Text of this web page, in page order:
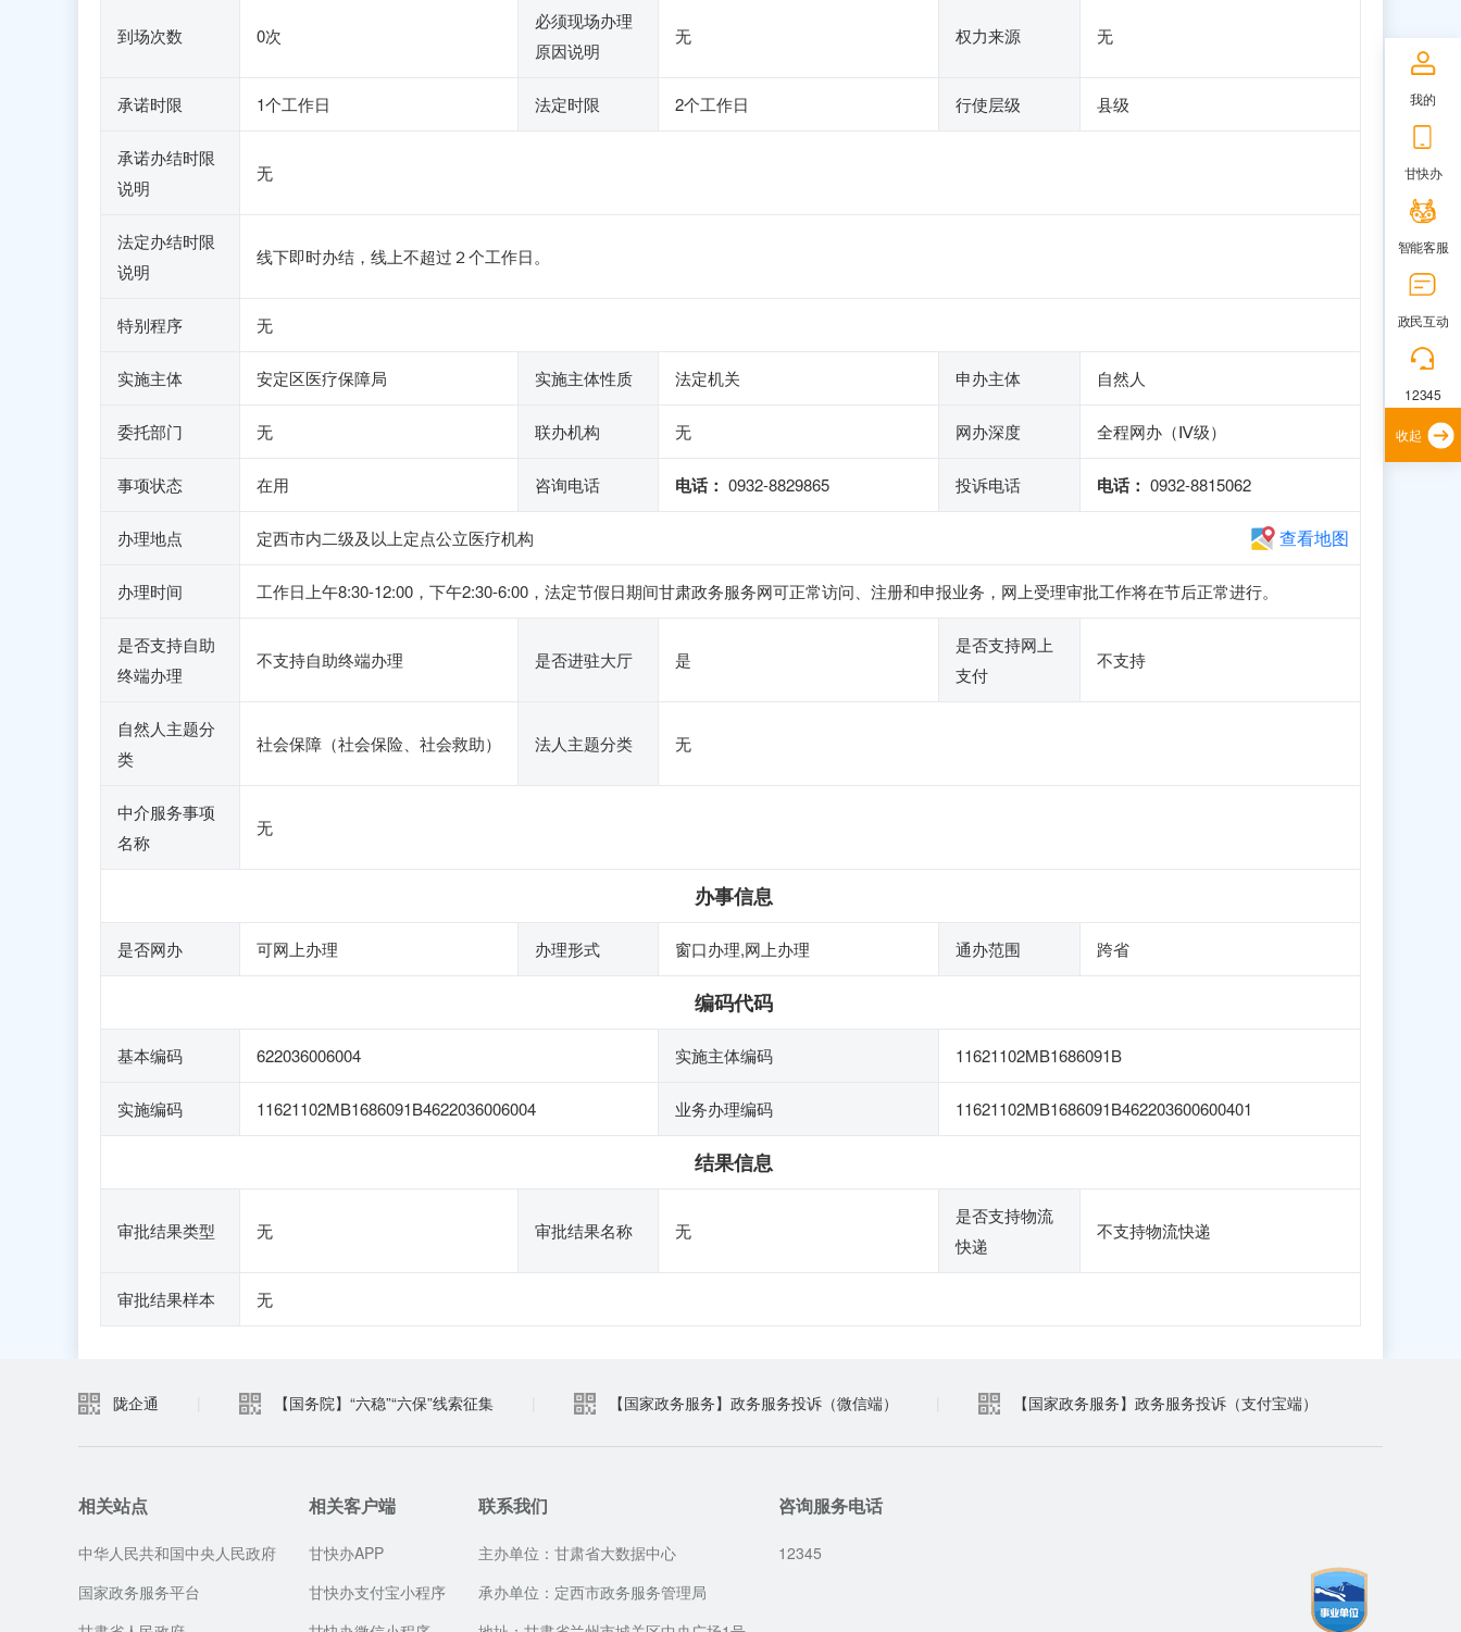
到场次数 0次
必须现场办理
原因说明
无 权力来源 无
承诺时限 1个工作日 法定时限 2个工作日 行使层级 县级
承诺办结时限
说明
无
法定办结时限
说明
线下即时办结，线上不超过２个工作日。
特别程序 无
实施主体 安定区医疗保障局 实施主体性质 法定机关 申办主体 自然人
委托部门 无 联办机构 无 网办深度 全程网办（Ⅳ级）
事项状态 在用 咨询电话 电话： 0932-8829865 投诉电话 电话： 0932-8815062
办理地点 定西市内二级及以上定点公立医疗机构 查看地图
办理时间 工作日上午8:30-12:00，下午2:30-6:00，法定节假日期间甘肃政务服务网可正常访问、注册和申报业务，网上受理审批工作将在节后正常进行。
是否支持自助
终端办理
不支持自助终端办理 是否进驻大厅 是
是否支持网上
支付
不支持
自然人主题分
类
社会保障（社会保险、社会救助） 法人主题分类 无
中介服务事项
名称
无
办事信息
是否网办 可网上办理 办理形式 窗口办理,网上办理 通办范围 跨省
编码代码
基本编码 622036006004 实施主体编码 11621102MB1686091B
实施编码 11621102MB1686091B4622036006004 业务办理编码 11621102MB1686091B462203600600401
结果信息
审批结果类型 无 审批结果名称 无
是否支持物流
快递
不支持物流快递
审批结果样本 无
陇企通 【国务院】“六稳”“六保”线索征集 【国家政务服务】政务服务投诉（微信端） 【国家政务服务】政务服务投诉（支付宝端）
相关站点
中华人民共和国中央人民政府
国家政务服务平台
相关客户端
甘快办APP
甘快办支付宝小程序
联系我们
主办单位：甘肃省大数据中心
承办单位：定西市政务服务管理局
咨询服务电话
12345
我的
甘快办
智能客服
政民互动
12345
收起